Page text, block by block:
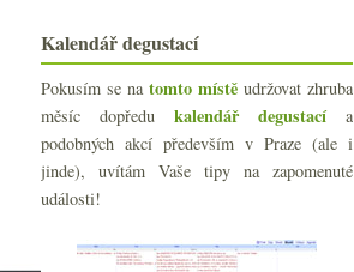
všehochuť
Lisa Bunn a nejen bezva ryzlinky
Třikrát ze světa velkých šumivých
vín
Chardonnay z Jury a Burgundska
Výborná ochutnávka Châteauneuf-
du-Pape
Pár tipů na dárky pro vínomilce
Karakterre
Kalendář degustací
Pokusím se na tomto místě udržovat zhruba
měsíc dopředu kalendář degustacía
podobných akcí především v Praze (ale i
jinde), uvítám Vaše tipy na zapomenuté
události!